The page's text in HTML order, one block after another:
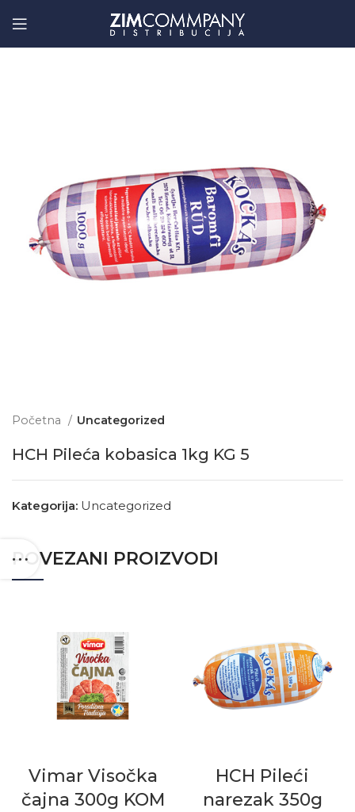
Početna Uncategorized
HCH Pileća kobasica 1kg KG 5
Kategorija: Uncategorized
POVEZANI PROIZVODI
Vimar Visočka
čajna 300g KOM
HCH Pileći
narezak 350g